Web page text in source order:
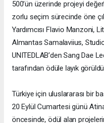
500’ün üzerinde projeyi
zorlu seçim sürecinde öne
Yardımcısı Flavio Manzoni,
Almantas Samalaviius,
UNITEDLAB’den Sang Dae
tarafından ödüle layık
Türkiye için uluslararası bir
20 Eylül Cumartesi günü
öncesinde, ödül alan